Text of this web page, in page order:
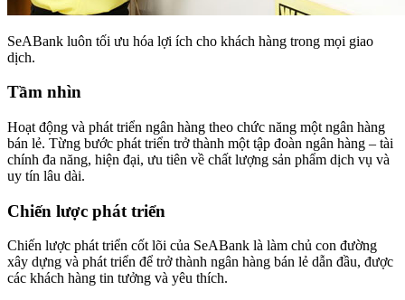
SeABank luôn tối ưu hóa lợi ích cho khách hàng trong mọi giao
dịch.
Tầm nhìn
Hoạt động và phát triển ngân hàng theo chức năng một ngân hàng
bán lẻ. Từng bước phát triển trở thành một tập đoàn ngân hàng – tài
chính đa năng, hiện đại, ưu tiên về chất lượng sản phẩm dịch vụ và
uy tín lâu dài.
Chiến lược phát triển
Chiến lược phát triển cốt lõi của SeABank là làm chủ con đường
xây dựng và phát triển để trở thành ngân hàng bán lẻ dẫn đầu, được
các khách hàng tin tưởng và yêu thích.